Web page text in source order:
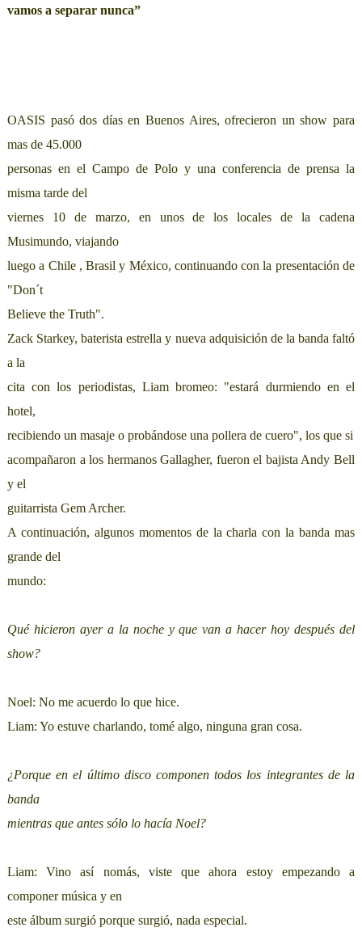
vamos a separar nunca”
OASIS pasó dos días en Buenos Aires, ofrecieron un show para
mas de 45.000
personas en el Campo de Polo y una conferencia de prensa la
misma tarde del
viernes 10 de marzo, en unos de los locales de la cadena
Musimundo, viajando
luego a Chile , Brasil y México, continuando con la presentación de
"Don´t
Believe the Truth".
Zack Starkey, baterista estrella y nueva adquisición de la banda faltó
a la
cita con los periodistas, Liam bromeo: "estará durmiendo en el
hotel,
recibiendo un masaje o probándose una pollera de cuero", los que si
acompañaron a los hermanos Gallagher, fueron el bajista Andy Bell
y el
guitarrista Gem Archer.
A continuación, algunos momentos de la charla con la banda mas
grande del
mundo:
Qué hicieron ayer a la noche y que van a hacer hoy después del
show?
Noel: No me acuerdo lo que hice.
Liam: Yo estuve charlando, tomé algo, ninguna gran cosa.
¿Porque en el último disco componen todos los integrantes de la
banda
mientras que antes sólo lo hacía Noel?
Liam: Vino así nomás, viste que ahora estoy empezando a
componer música y en
este álbum surgió porque surgió, nada especial.